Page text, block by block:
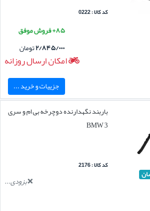
کد کالا : 0222
۸۵+ فروش موفق
۲/۸۴۵/۰۰۰تومان
امکان ارسال روزانه
جزییات و خرید ...
باربند نگهدارنده دوچرخه بی ام و سری
3 BMW
کد کالا : 2176
بزودی...